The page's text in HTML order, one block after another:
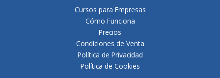
Cursos para Empresas
Cómo Funciona
Precios
Condiciones de Venta
Política de Privacidad
Política de Cookies